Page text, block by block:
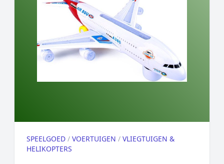
SPEELGOED / VOERTUIGEN / VLIEGTUIGEN &
HELIKOPTERS